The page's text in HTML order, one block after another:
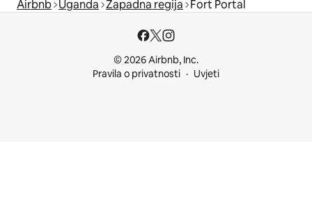
Airbnb Uganda Zapadna regija Fort Portal
© 2026 Airbnb, Inc.
Pravila o privatnosti
Uvjeti